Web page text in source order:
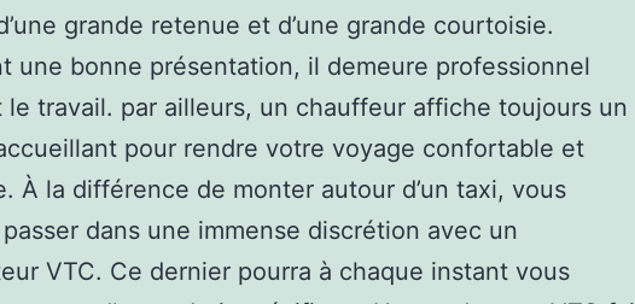
grande retenue et d’une grande courtoisie.
une bonne présentation, il demeure professionnel
le travail. par ailleurs, un chauffeur affiche toujours un
pour rendre votre voyage confortable et
À la différence de monter autour d’un taxi, vous
dans une immense discrétion avec un
VTC. Ce dernier pourra à chaque instant vous